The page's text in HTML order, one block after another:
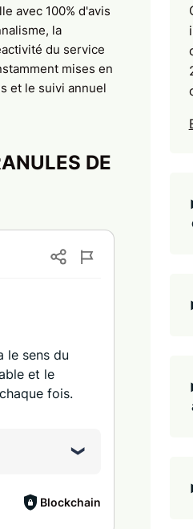
avec 100% d'avis
la
du service
mises en
et le suivi annuel
DE
le sens du
et le
fois.
Blockchain